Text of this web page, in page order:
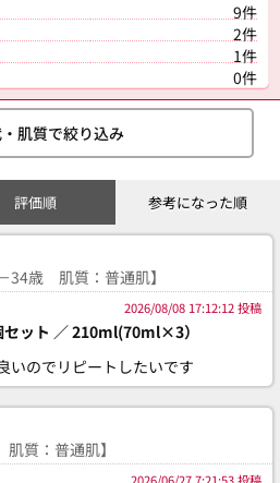
9件
2件
1件
0件
肌質で絞り込み
評価順 参考になった順
34歳 肌質：普通肌】
2026/08/08 17:12:12 投稿
ット ／ 210ml(70ml×3）
いのでリピートしたいです
質：普通肌】